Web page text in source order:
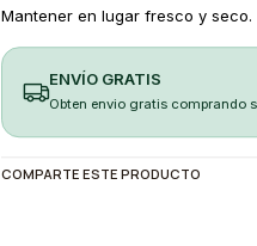
Mantener en lugar fresco y seco.
ENVÍO GRATIS
Obten envio gratis comprando
COMPARTE ESTE PRODUCTO